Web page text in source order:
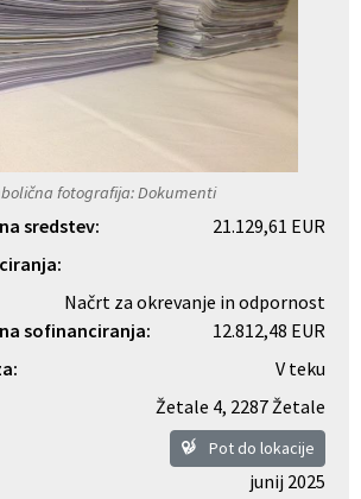
fotografija: Dokumenti
sredstev:
21.129,61 EUR
Načrt za okrevanje in odpornost
sofinanciranja:
12.812,48 EUR
V teku
Žetale 4, 2287 Žetale
Pot do lokacije
junij 2025
značaja